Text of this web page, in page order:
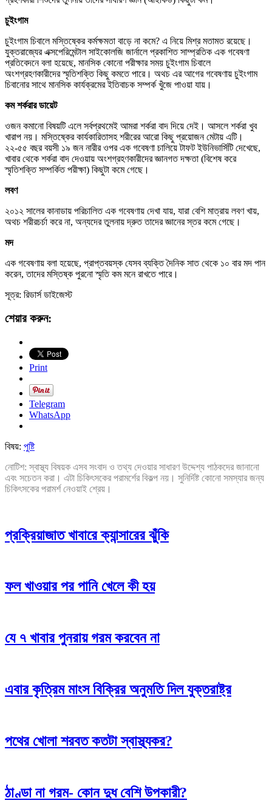
চুইংগাম
চুইংগাম চিবালে মস্তিষ্কের কর্মক্ষমতা বাড়ে না কমে? এ নিয়ে মিশ্র মতামত রয়েছে।
যুক্তরাজ্যের এক্সপেরিমেন্টাল সাইকোলজি জার্নালে প্রকাশিত সাম্প্রতিক এক গবেষণা
প্রতিবেদনে বলা হয়েছে, মানসিক কোনো পরীক্ষার সময় চুইংগাম চিবালে
অংশগ্রহণকারীদের স্মৃতিশক্তি কিছু কমতে পারে। অথচ এর আগের গবেষণায় চুইংগাম
চিবানোর সাথে মানসিক কার্যক্রমের ইতিবাচক সম্পর্ক খুঁজে পাওয়া যায়।
কম শর্করার ডায়েট
ওজন কমানো বিষয়টি এলে সর্বপ্রথমেই আমরা শর্করা বাদ দিয়ে দেই। আসলে শর্করা খুব
খারাপ নয়। মস্তিষ্কের কার্যকারিতাসহ শরীরের আরো কিছু প্রয়োজন মেটায় এটি।
২২-৫৫ বছর বয়সী ১৯ জন নারীর ওপর এক গবেষণা চালিয়ে টাফট ইউনিভার্সিটি দেখেছে,
খাবার থেকে শর্করা বাদ দেওয়ায় অংশগ্রহণকারীদের জ্ঞানগত দক্ষতা (বিশেষ করে
স্মৃতিশক্তি সম্পর্কিত পরীক্ষা) কিছুটা কমে গেছে।
লবণ
২০১২ সালের কানাডায় পরিচালিত এক গবেষণায় দেখা যায়, যারা বেশি মাত্রায় লবণ খায়,
অথচ শরীরচর্চা করে না, অন্যদের তুলনায় দ্রুত তাদের জ্ঞানের স্তর কমে গেছে।
মদ
এক গবেষণায় বলা হয়েছে, প্রাপ্তবয়স্ক যেসব ব্যক্তি দৈনিক সাত থেকে ১০ বার মদ পান
করেন, তাদের মস্তিষ্ক পুরনো স্মৃতি কম মনে রাখতে পারে।
সূত্র: রিডার্স ডাইজেস্ট
শেয়ার করুন:
Print
Telegram
WhatsApp
বিষয়: পুষ্টি
নোটিশ: স্বাস্থ্য বিষয়ক এসব সংবাদ ও তথ্য দেওয়ার সাধারণ উদ্দেশ্য পাঠকদের জানানো
এবং সচেতন করা। এটা চিকিৎসকের পরামর্শের বিকল্প নয়। সুনির্দিষ্ট কোনো সমস্যার জন্য
চিকিৎসকের পরামর্শ নেওয়াই শ্রেয়।
প্রক্রিয়াজাত খাবারে ক্যান্সারের ঝুঁকি
ফল খাওয়ার পর পানি খেলে কী হয়
যে ৭ খাবার পুনরায় গরম করবেন না
এবার কৃত্রিম মাংস বিক্রির অনুমতি দিল যুক্তরাষ্ট্র
পথের খোলা শরবত কতটা স্বাস্থ্যকর?
ঠাণ্ডা না গরম- কোন দুধ বেশি উপকারী?